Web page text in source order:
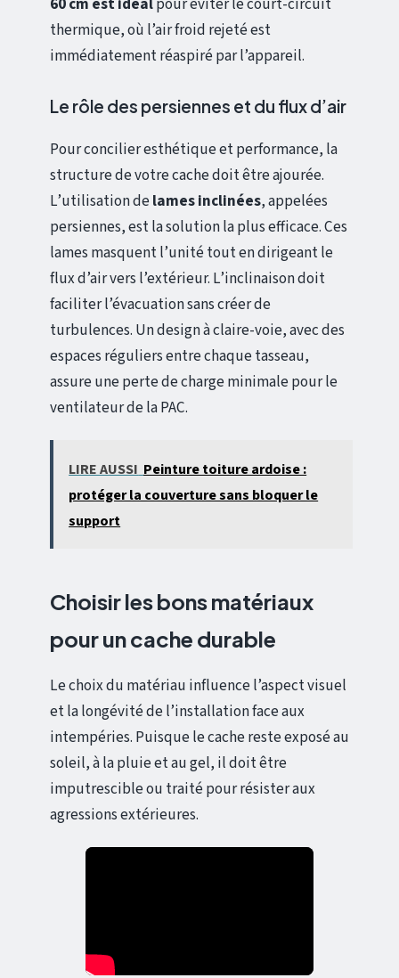
thermique, où l’air froid rejeté est
immédiatement réaspiré par l’appareil.
Le rôle des persiennes et du flux d’air
Pour concilier esthétique et performance, la
structure de votre cache doit être ajourée.
L’utilisation delames inclinées, appelées
persiennes, est la solution la plus efficace. Ces
lames masquent l’unité tout en dirigeant le
flux d’air vers l’extérieur. L’inclinaison doit
faciliter l’évacuation sans créer de
turbulences. Un design à claire-voie, avec des
espaces réguliers entre chaque tasseau,
assure une perte de charge minimale pour le
ventilateur de la PAC.
LIRE AUSSI Peinture toiture ardoise :
protéger la couverture sans bloquer le
support
Choisir les bons matériaux
pour un cache durable
Le choix du matériau influence l’aspect visuel
et la longévité de l’installation face aux
intempéries. Puisque le cache reste exposé au
soleil, à la pluie et au gel, il doit être
imputrescible ou traité pour résister aux
agressions extérieures.